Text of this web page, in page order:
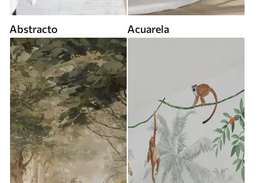
Abstracto Acuarela